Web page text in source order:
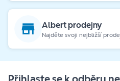
Albert prodejny
Najděte svoji nejbližší